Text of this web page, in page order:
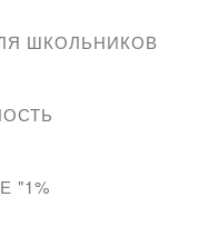
ШКОЛЬНИКОВ
"1%